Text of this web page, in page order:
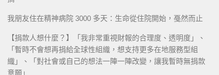
我朋友住在精神病院 3000 多天：生命從住院開始，戞然而止
【捐款人想什麼？】「我非常重視財報的合理度、透明度」、
「暫時不會想再捐給全球性組織，想支持更多在地服務型組
織」、「對社會或自己的想法一陣一陣改變，讓我暫時無捐款
意願」